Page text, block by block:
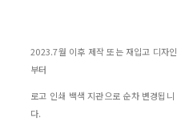
2023.7월 이후 제작 또는 재입고 디자인
부터
로고 인쇄 백색 지관으로 순차 변경됩니
다.